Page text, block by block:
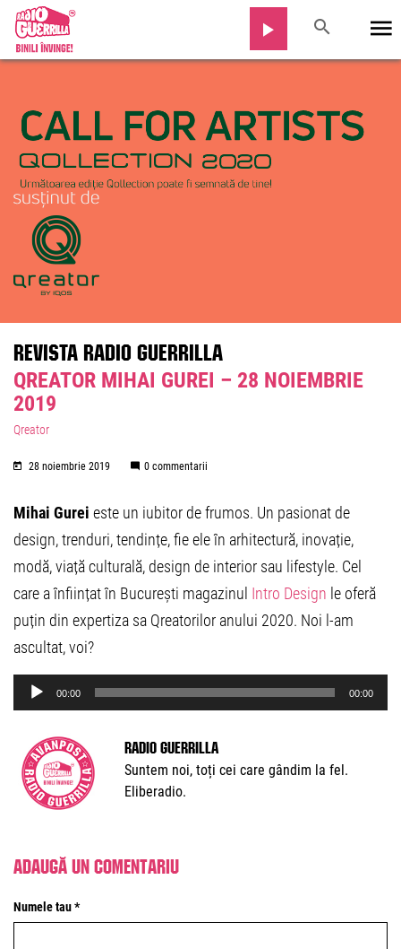
REVISTA RADIO GUERRILLA
QREATOR MIHAI GUREI – 28 NOIEMBRIE
2019
Qreator
28 noiembrie 2019 0 commentarii
Mihai Gurei este un iubitor de frumos. Un pasionat de
design, trenduri, tendințe, fie ele în arhitectură, inovație,
modă, viață culturală, design de interior sau lifestyle. Cel
care a înființat în București magazinul Intro Design le oferă
puțin din expertiza sa Qreatorilor anului 2020. Noi l-am
ascultat, voi?
Audio
Player
00:00 00:00
Radio Guerrilla
Suntem noi, toți cei care gândim la fel.
Eliberadio.
Adaugă un comentariu
Numele tau *